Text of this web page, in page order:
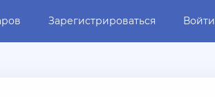
Зарегистрироваться Войти